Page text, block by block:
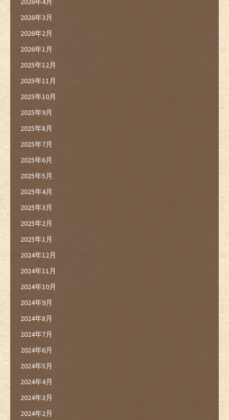
2026年3月
2026年2月
2026年1月
2025年12月
2025年11月
2025年10月
2025年9月
2025年8月
2025年7月
2025年6月
2025年5月
2025年4月
2025年3月
2025年2月
2025年1月
2024年12月
2024年11月
2024年10月
2024年9月
2024年8月
2024年7月
2024年6月
2024年5月
2024年4月
2024年3月
2024年2月